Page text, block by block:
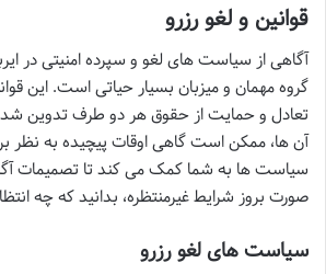
قوانین و لغو رزرو
آگاهی از سیاست های لغو و سپرده امنیتی در
گروه مهمان و میزبان بسیار حیاتی است. این
تعادل و حمایت از حقوق هر دو طرف تدوین شده
آن ها، ممکن است گاهی اوقات پیچیده به نظر
سیاست ها به شما کمک می کند تا تصمیمات
صورت بروز شرایط غیرمنتظره، بدانید که چه
سیاست های لغو رزرو